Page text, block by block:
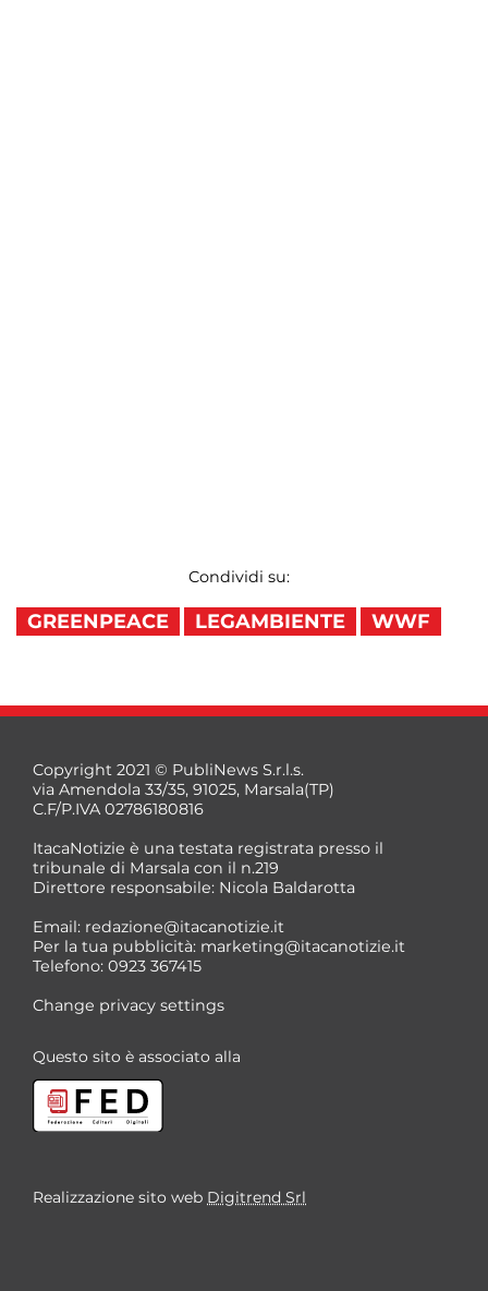
Condividi su:
GREENPEACE LEGAMBIENTE WWF
Copyright 2021 © PubliNews S.r.l.s.
via Amendola 33/35, 91025, Marsala(TP)
C.F/P.IVA 02786180816
ItacaNotizie è una testata registrata presso il
tribunale di Marsala con il n.219
Direttore responsabile: Nicola Baldarotta
Email: redazione@itacanotizie.it
Per la tua pubblicità: marketing@itacanotizie.it
Telefono: 0923 367415
Change privacy settings
Questo sito è associato alla
Realizzazione sito web Digitrend Srl